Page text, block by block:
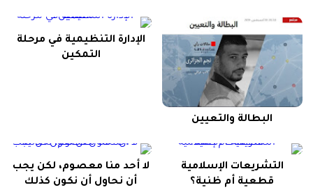
البطالة والتعيين
الإدارة التنظيمية في مرحلة
التمكين
التشريعات الإسلامية
قطعية أم ظنية؟
لا أحد منا معصوم، لكن يجب
أن نحاول أن نكون كذلك